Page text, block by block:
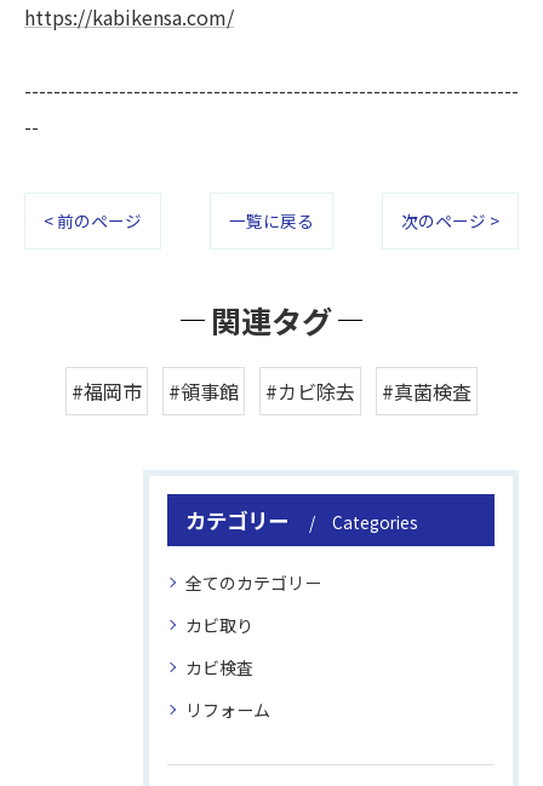
https://kabikensa.com/
--------------------------------------------------------------------
--
< 前のページ 一覧に戻る 次のページ >
関連タグ
#福岡市 #領事館 #カビ除去 #真菌検査
カテゴリー Categories
全てのカテゴリー
カビ取り
カビ検査
リフォーム